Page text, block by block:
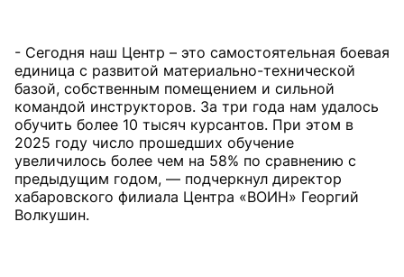
- Сегодня наш Центр – это самостоятельная боевая
единица с развитой материально-технической
базой, собственным помещением и сильной
командой инструкторов. За три года нам удалось
обучить более 10 тысяч курсантов. При этом в
2025 году число прошедших обучение
увеличилось более чем на 58% по сравнению с
предыдущим годом, — подчеркнул директор
хабаровского филиала Центра «ВОИН» Георгий
Волкушин.